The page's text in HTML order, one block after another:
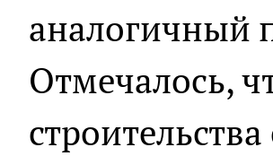
аналогичный
Отмечалось,